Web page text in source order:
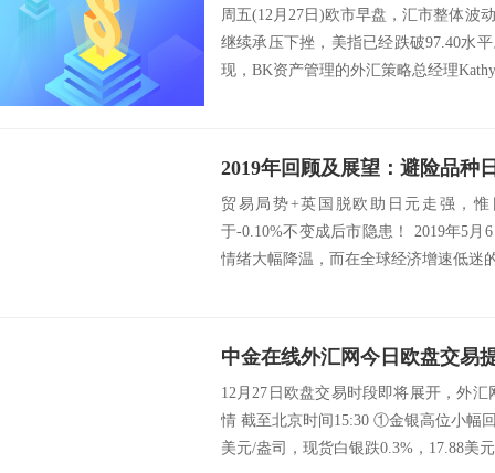
周五(12月27日)欧市早盘，汇市整体波
继续承压下挫，美指已经跌破97.40水
现，BK资产管理的外汇策略总经理
贸易局势+英国脱欧助日元走强，
于-0.10%不变成后市隐患！ 2019年5
情绪大幅降温，而在全球经济增速低迷
中金在线外汇网今日欧盘交易
12月27日欧盘交易时段即将展开，外
情 截至北京时间15:30 ①金银高位小幅
美元/盎司，现货白银跌0.3%，17.88美